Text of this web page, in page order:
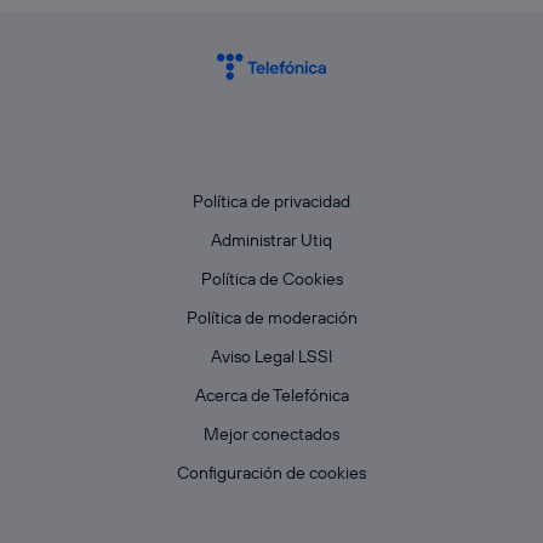
Política de privacidad
Administrar Utiq
Política de Cookies
Política de moderación
Aviso Legal LSSI
Acerca de Telefónica
Mejor conectados
Configuración de cookies